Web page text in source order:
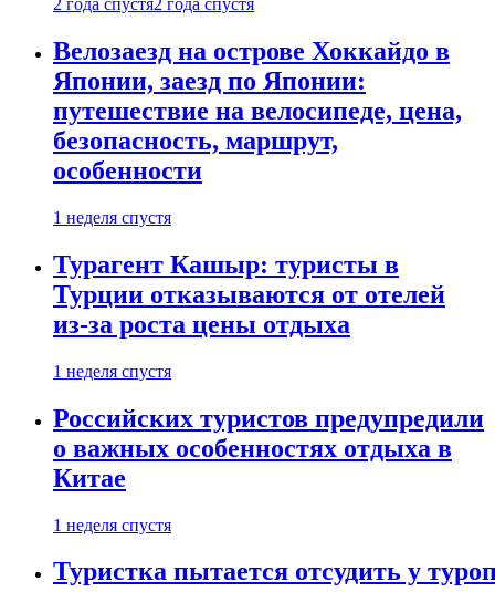
2 года спустя2 года спустя
Велозаезд на острове Хоккайдо в
Японии, заезд по Японии:
путешествие на велосипеде, цена,
безопасность, маршрут,
особенности
1 неделя спустя
Турагент Кашыр: туристы в
Турции отказываются от отелей
из-за роста цены отдыха
1 неделя спустя
Российских туристов предупредили
о важных особенностях отдыха в
Китае
1 неделя спустя
Туристка пытается отсудить у